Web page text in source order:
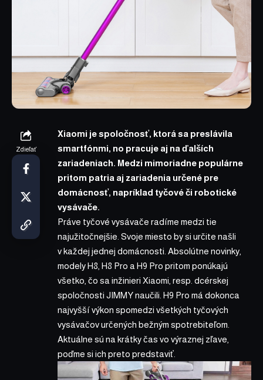
Zdieľať
Xiaomi je spoločnosť, ktorá sa preslávila
smartfónmi, no pracuje aj na ďalších
zariadeniach. Medzi mimoriadne populárne
pritom patria aj zariadenia určené pre
domácnosť, napríklad tyčové či robotické
vysávače.
Práve tyčové vysávače radíme medzi tie
najužitočnejšie. Svoje miesto by si určite našli
v každej jednej domácnosti. Absolútne novinky,
modelyH8 H8 Pro a H9 Pro pritom ponúkajú
všetko, čo sa inžinieri Xiaomi, resp. dcérskej
spoločnosti JIMMY naučili. H9 Pro má dokonca
najvyšší výkon spomedzi všetkých tyčových
vysávačov určených bežným spotrebiteľom.
Aktuálne sú na krátky čas vo výraznej zľave,
poďme si ich preto predstaviť.